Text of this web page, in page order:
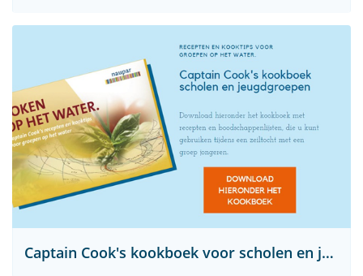
Captain Cook's kookboek voor scholen en jeugdgroepen